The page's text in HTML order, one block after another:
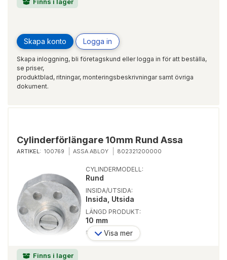
Skapa konto Logga in
Skapa inloggning, bli företagskund eller logga in för att beställa,
se priser,
produktblad, ritningar, monteringsbeskrivningar samt övriga
dokument.
Cylinderförlängare 10mm Rund Assa
ARTIKEL: 100769 ASSA ABLOY 802321200000
Finns i lager
CYLINDERMODELL:
Rund
INSIDA/UTSIDA:
Insida, Utsida
LÄNGD PRODUKT:
10 mm
PASSAR LÅSTYP:
Modullås
Visa mer